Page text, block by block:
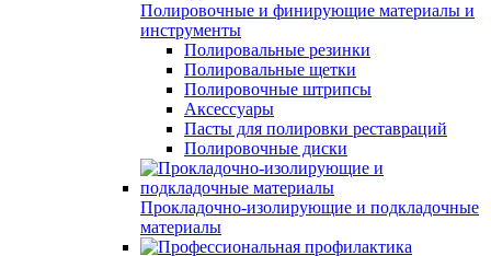
Полировочные и финирующие материалы и
инструменты
Полировальные резинки
Полировальные щетки
Полировочные штрипсы
Аксессуары
Пасты для полировки реставраций
Полировочные диски
Прокладочно-изолирующие и подкладочные
материалы